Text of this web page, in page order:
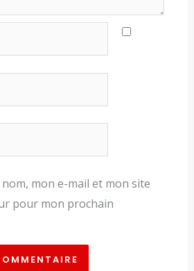
mon e-mail et mon site
pour mon prochain